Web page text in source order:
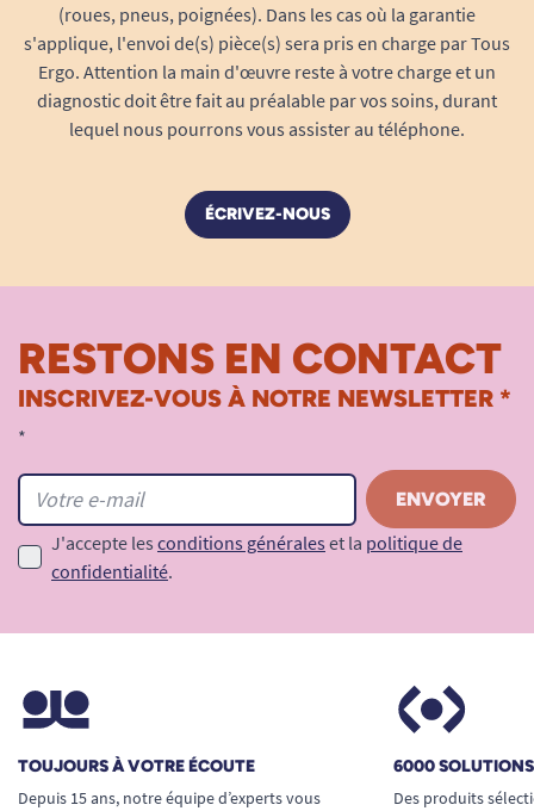
(roues, pneus, poignées). Dans les cas où la garantie
s'applique, l'envoi de(s) pièce(s) sera pris en charge par Tous
Ergo. Attention la main d'œuvre reste à votre charge et un
diagnostic doit être fait au préalable par vos soins, durant
lequel nous pourrons vous assister au téléphone.
ÉCRIVEZ-NOUS
RESTONS EN CONTACT
INSCRIVEZ-VOUS À NOTRE NEWSLETTER *
*
J'accepte les conditions générales et la politique de
confidentialité.
TOUJOURS À VOTRE ÉCOUTE
Depuis 15 ans, notre équipe d’experts vous
6000
Des produits